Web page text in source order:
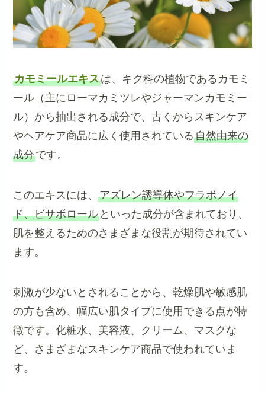
カモミールエキスは、キク科の植物であるカモミ
ール（主にローマカミツレやジャーマンカモミー
ル）から抽出される成分で、古くからスキンケア
やヘアケア商品に広く使用されている自然由来の
成分です。
このエキスには、アズレン誘導体やフラボノイ
ド、ビサボロール といった成分が含まれており、
肌を整えるためのさまざまな役割が期待されてい
ます。
刺激が少ないとされることから、乾燥肌や敏感肌
の方も含め、幅広い肌タイプに使用できる点が特
徴です。化粧水、美容液、クリーム、マスクな
ど、さまざまなスキンケア商品で使われていま
す。